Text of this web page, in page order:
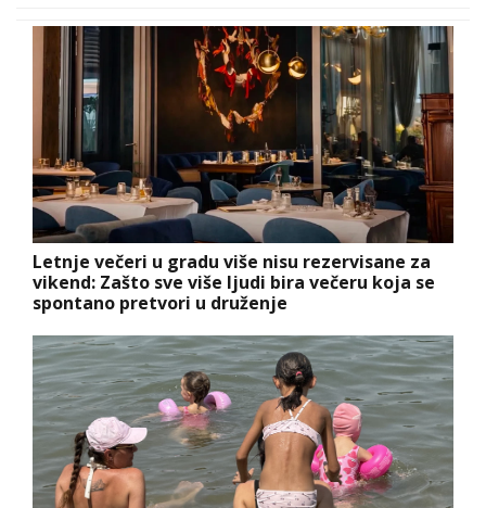
Letnje večeri u gradu više nisu rezervisane za
vikend: Zašto sve više ljudi bira večeru koja se
spontano pretvori u druženje